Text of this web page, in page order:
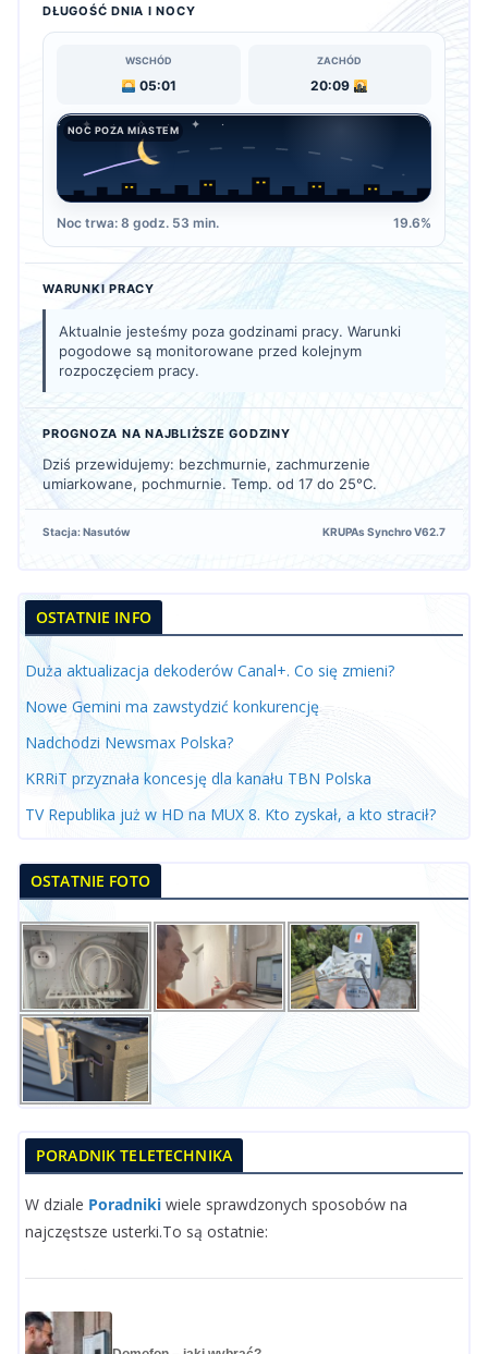
DŁUGOŚĆ DNIA I NOCY
WSCHÓD
05:01
ZACHÓD
20:09
NOC POZA MIASTEM
Noc trwa: 8 godz. 53 min. 19.6%
WARUNKI PRACY
Aktualnie jesteśmy poza godzinami pracy. Warunki
pogodowe są monitorowane przed kolejnym
rozpoczęciem pracy.
PROGNOZA NA NAJBLIŻSZE GODZINY
Dziś przewidujemy: bezchmurnie, zachmurzenie
umiarkowane, pochmurnie. Temp. od 17 do 25°C.
Stacja: Nasutów KRUPAs Synchro V62.7
OSTATNIE INFO
Duża aktualizacja dekoderów Canal+. Co się zmieni?
Nowe Gemini ma zawstydzić konkurencję
Nadchodzi Newsmax Polska?
KRRiT przyznała koncesję dla kanału TBN Polska
TV Republika już w HD na MUX 8. Kto zyskał, a kto stracił?
OSTATNIE FOTO
PORADNIK TELETECHNIKA
W dziale Poradniki wiele sprawdzonych sposobów na
najczęstsze usterki.To są ostatnie: